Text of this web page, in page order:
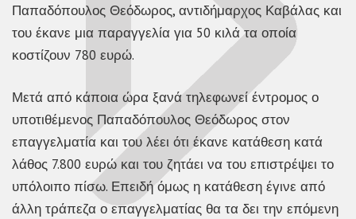
Παπαδόπουλος Θεόδωρος, αντιδήμαρχος Καβάλας και
του έκανε μια παραγγελία για 50 κιλά τα οποία
κοστίζουν 780 ευρώ.
Μετά από κάποια ώρα ξανά τηλεφωνεί έντρομος ο
υποτιθέμενος Παπαδόπουλος Θεόδωρος στον
επαγγελματία και του λέει ότι έκανε κατάθεση κατά
λάθος 7.800 ευρώ και του ζητάει να του επιστρέψει το
υπόλοιπο πίσω. Επειδή όμως η κατάθεση έγινε από
άλλη τράπεζα ο επαγγελματίας θα τα δει την επόμενη